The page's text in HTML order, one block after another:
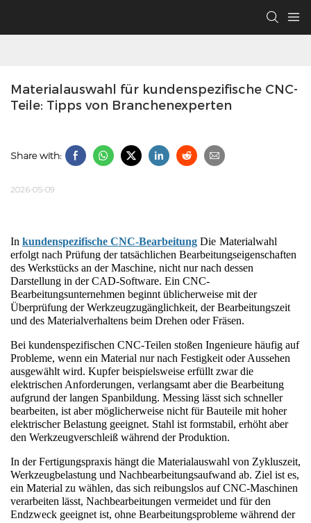
Materialauswahl für kundenspezifische CNC-
Teile: Tipps von Branchenexperten
Share with:
2026-05-09
In kundenspezifische CNC-Bearbeitung Die Materialwahl
erfolgt nach Prüfung der tatsächlichen Bearbeitungseigenschaften
des Werkstücks an der Maschine, nicht nur nach dessen
Darstellung in der CAD-Software. Ein CNC-
Bearbeitungsunternehmen beginnt üblicherweise mit der
Überprüfung der Werkzeugzugänglichkeit, der Bearbeitungszeit
und des Materialverhaltens beim Drehen oder Fräsen.
Bei kundenspezifischen CNC-Teilen stoßen Ingenieure häufig auf
Probleme, wenn ein Material nur nach Festigkeit oder Aussehen
ausgewählt wird. Kupfer beispielsweise erfüllt zwar die
elektrischen Anforderungen, verlangsamt aber die Bearbeitung
aufgrund der langen Spanbildung. Messing lässt sich schneller
bearbeiten, ist aber möglicherweise nicht für Bauteile mit hoher
elektrischer Belastung geeignet. Stahl ist formstabil, erhöht aber
den Werkzeugverschleiß während der Produktion.
In der Fertigungspraxis hängt die Materialauswahl von Zykluszeit,
Werkzeugbelastung und Nachbearbeitungsaufwand ab. Ziel ist es,
ein Material zu wählen, das sich reibungslos auf CNC-Maschinen
verarbeiten lässt, Nachbearbeitungen vermeidet und für den
Endzweck geeignet ist, ohne Bearbeitungsprobleme während der